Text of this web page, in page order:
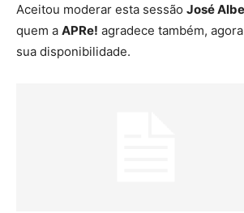
Aceitou moderar esta sessão José
quem a APRe! agradece também,
sua disponibilidade.